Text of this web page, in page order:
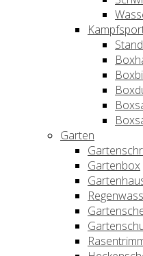
Garten
Gartenbox